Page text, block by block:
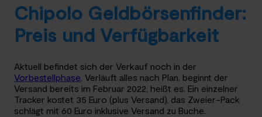
Chipolo Geldbörsenfinder:
Preis und Verfügbarkeit
Aktuell befindet sich der Verkauf noch in der
Vorbestellphase. Verläuft alles nach Plan, beginnt der
Versand bereits im Februar 2022, heißt es. Ein einzelner
Tracker kostet 35 Euro (plus Versand), das Zweier-Pack
schlägt mit 60 Euro inklusive Versand zu Buche.